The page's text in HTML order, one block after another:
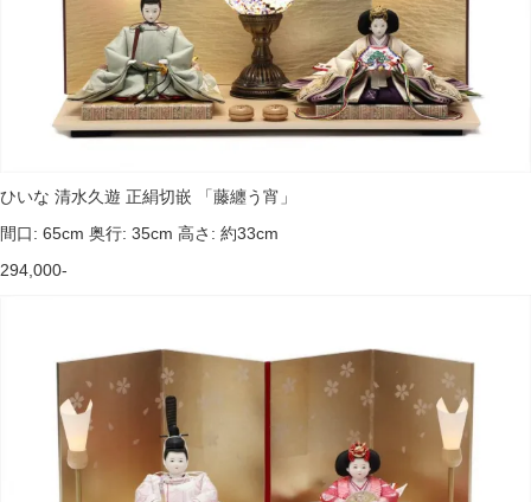
ひいな 清水久遊 正絹切嵌 「藤纏う宵」
間口: 65cm 奥行: 35cm 高さ: 約33cm
294,000-